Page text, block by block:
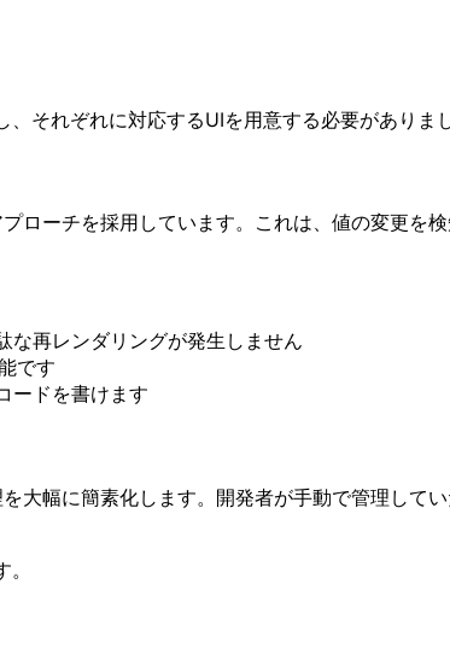
それぞれに対応するUIを用意する必要がありまし
ローチを採用しています。これは、値の変更を
な再レンダリングが発生しません
です
ードを書けます
大幅に簡素化します。開発者が手動で管理して